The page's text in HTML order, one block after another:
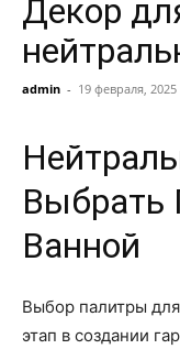
Декор
admin - 19 февраля, 2025
Выбрать
Ванной
Выбор палитры
этап в создании